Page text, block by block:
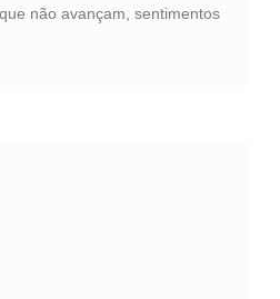
não avançam, sentimentos